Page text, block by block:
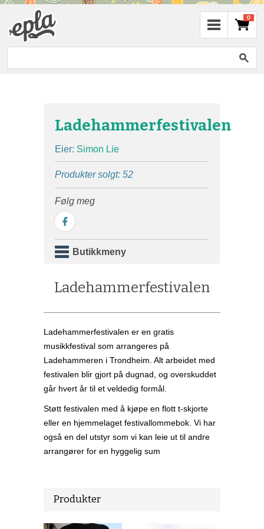
0
Ladehammerfestivalen
Eier: Simon Lie
Produkter solgt: 52
Følg meg
Butikkmeny
Ladehammerfestivalen
Ladehammerfestivalen er en gratis
musikkfestival som arrangeres på
Ladehammeren i Trondheim. Alt arbeidet med
festivalen blir gjort på dugnad, og overskuddet
går hvert år til et veldedig formål.
Støtt festivalen med å kjøpe en flott t-skjorte
eller en hjemmelaget festivallommebok. Vi har
også en del utstyr som vi kan leie ut til andre
arrangører for en hyggelig sum
Produkter